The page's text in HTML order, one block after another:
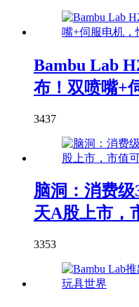
Bambu Lab
布！双喷嘴+
3437
脑洞：消费
天A股上市，
3353